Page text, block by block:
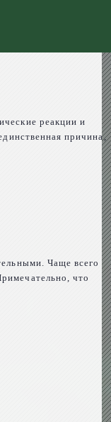
реакции и
причина,
Чаще всего
что